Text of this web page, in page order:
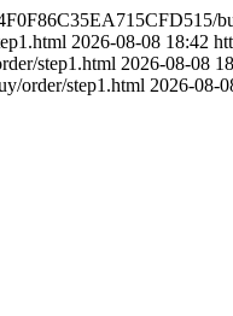
2026-08-08 18:42
step1.html 2026-08-08
order/step1.html 2026-08-